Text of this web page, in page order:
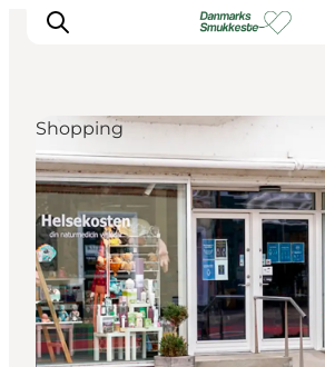
Erleben Sie die Natur
Entdecken Sie die Städte
Reiseplanung
Shopping